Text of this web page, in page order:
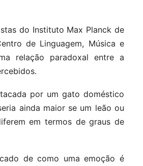
do Instituto Max Planck de
de Linguagem, Música e
relação paradoxal entre a
por um gato doméstico
ainda maior se um leão ou
em termos de graus de
de como uma emoção é